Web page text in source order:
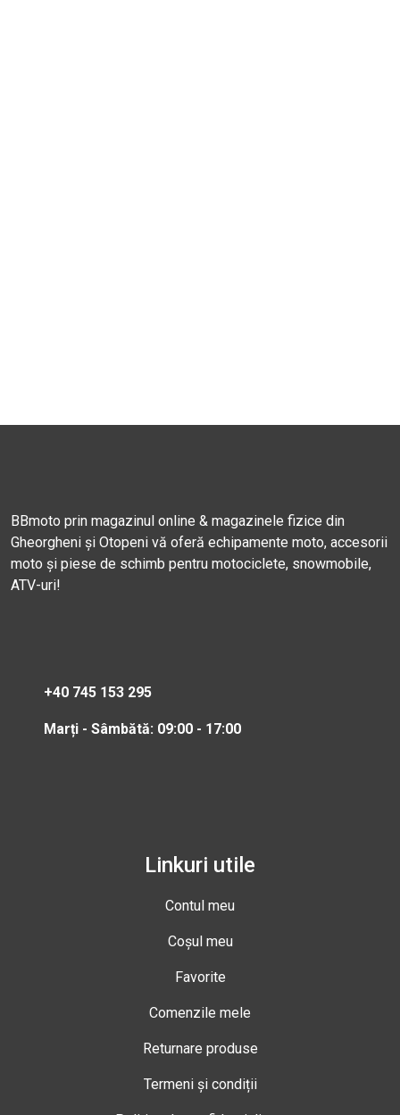
BBmoto prin magazinul online & magazinele fizice din
Gheorgheni și Otopeni vă oferă echipamente moto, accesorii
moto și piese de schimb pentru motociclete, snowmobile,
ATV-uri!
+40 745 153 295
Marți - Sâmbătă: 09:00 - 17:00
Linkuri utile
Contul meu
Coșul meu
Favorite
Comenzile mele
Returnare produse
Termeni și condiții